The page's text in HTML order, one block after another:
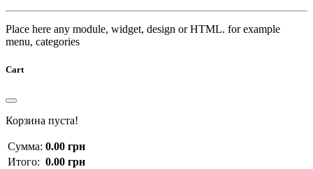
Place here any module, widget, design or HTML. for example
menu, categories
Cart
Корзина пуста!
Сумма: 0.00 грн
Итого: 0.00 грн